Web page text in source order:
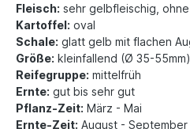
Fleisch: sehr gelbfleischig,
Kartoffel: oval
Schale: glatt gelb mit flachen
Größe: kleinfallend (Ø 35-55mm)
Reifegruppe: mittelfrüh
Ernte: gut bis sehr gut
Pflanz-Zeit: März - Mai
Ernte-Zeit: August - September